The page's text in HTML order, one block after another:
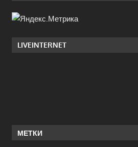
LIVEINTERNET
МЕТКИ